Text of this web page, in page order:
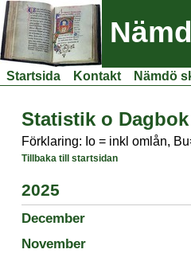
Startsida Kontakt Nämdö
Statistik o Dagbok
Förklaring: Io = inkl omlån,
Tillbaka till startsidan
2025
December
November